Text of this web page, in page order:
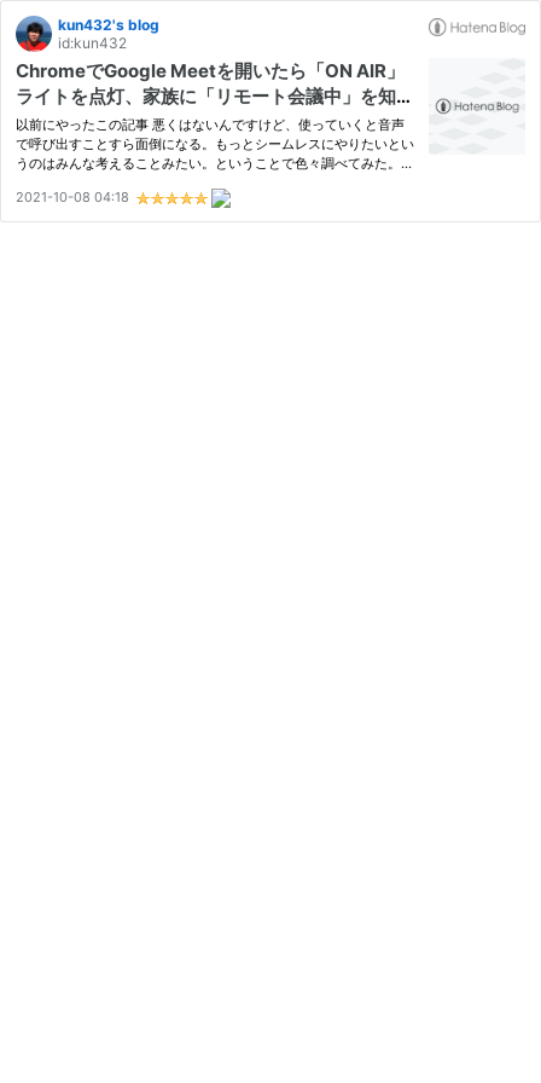
kun432's blog
id:kun432
ChromeでGoogle Meetを開いたら「ON AIR」
ライトを点灯、家族に「リモート会議中」を知ら
せてみた
以前にやったこの記事 悪くはないんですけど、使っていくと音声
で呼び出すことすら面倒になる。もっとシームレスにやりたいとい
うのはみんな考えることみたい。ということで色々調べてみた。ち
メラがONになると、カメラのプロセスのCPU使用率があがるのを
検出…
2021-10-08 04:18